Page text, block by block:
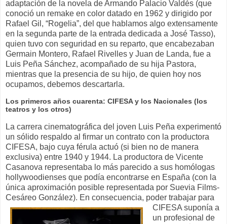
adaptación de la novela de Armando Palacio Valdés (que
conoció un remake en color datado en 1962 y dirigido por
Rafael Gil, “Rogelia”, del que hablamos algo extensamente
en la segunda parte de la entrada dedicada a José Tasso),
quien tuvo con seguridad en su reparto, que encabezaban
Germain Montero, Rafael Rivelles y Juan de Landa, fue a
Luis Peña Sánchez, acompañado de su hija Pastora,
mientras que la presencia de su hijo, de quien hoy nos
ocupamos, debemos descartarla.
Los primeros años cuarenta: CIFESA y los Nacionales (los
teatros y los otros)
La carrera cinematográfica del joven Luis Peña experimentó
un sólido respaldo al firmar un contrato con la productora
CIFESA, bajo cuya férula actuó (si bien no de manera
exclusiva) entre 1940 y 1944. La productora de Vicente
Casanova representaba lo más parecido a sus homólogas
hollywoodienses que podía encontrarse en España (con la
única aproximación posible representada por Suevia Films-
Cesáreo González). En consecuencia, poder trabajar para
CIFESA suponía a
un profesional de